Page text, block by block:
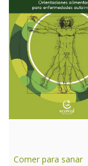
Comer para sanar